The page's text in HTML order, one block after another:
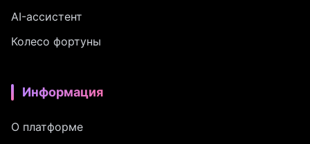
AI-ассистент
Колесо фортуны
Информация
О платформе